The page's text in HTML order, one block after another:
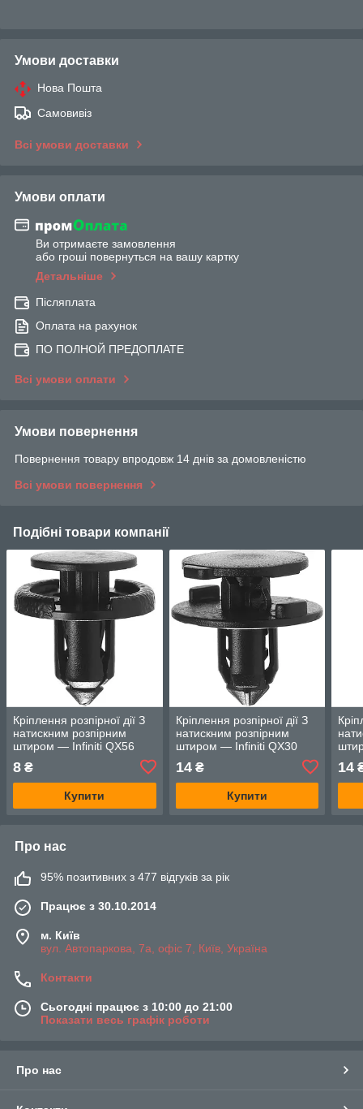
Умови доставки
Нова Пошта
Самовивіз
Всі умови доставки
Умови оплати
Ви отримаєте замовлення
або гроші повернуться на вашу картку
Детальніше
Післяплата
Оплата на рахунок
ПО ПОЛНОЙ ПРЕДОПЛАТЕ
Всі умови оплати
Умови повернення
Повернення товару впродовж 14 днів за домовленістю
Всі умови повернення
Подібні товари компанії
Кріплення розпірної дії З
натискним розпірним
штиром — Infiniti QX56
8 ₴
Купити
Кріплення розпірної дії З
натискним розпірним
штиром — Infiniti QX30
14₴
Купити
14
Про нас
95% позитивних з 477 відгуків за рік
Працює з 30.10.2014
м. Київ
вул. Автопаркова, 7а, офіс 7, Київ, Україна
Контакти
Сьогодні працює з 10:00 до 21:00
Показати весь графік роботи
Про нас